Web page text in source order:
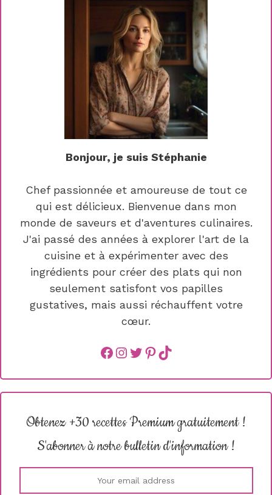
Bonjour, je suis Stéphanie
Chef passionnée et amoureuse de tout ce
qui est délicieux. Bienvenue dans mon
monde de saveurs et d'aventures culinaires.
J'ai passé des années à explorer l'art de la
cuisine et à expérimenter avec des
ingrédients pour créer des plats qui non
seulement satisfont vos papilles
gustatives, mais aussi réchauffent votre
cœur.
Facebook
instagram
Twitter
Pinterest
TikTok
Obtenez +30 recettes Premium gratuitement !
S'abonner à notre bulletin d'information !